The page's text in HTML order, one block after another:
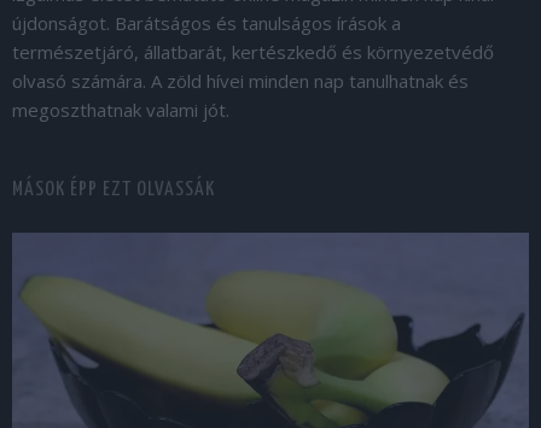
újdonságot. Barátságos és tanulságos írások a
természetjáró, állatbarát, kertészkedő és környezetvédő
olvasó számára. A zöld hívei minden nap tanulhatnak és
megoszthatnak valami jót.
MÁSOK ÉPP EZT OLVASSÁK